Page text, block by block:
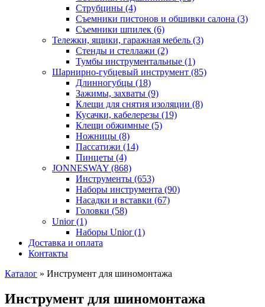
Струбцины (4)
Съемники пистонов и обшивки салона (3)
Съемники шпилек (6)
Тележки, ящики, гаражная мебель (3)
Cтенды и стеллажи (2)
Тумбы инструментальные (1)
Шарнирно-губцевый инструмент (85)
Длинногубцы (18)
Зажимы, захваты (9)
Клещи для снятия изоляции (8)
Кусачки, кабелерезы (19)
Клещи обжимные (5)
Ножницы (8)
Пассатижи (14)
Пинцеты (4)
JONNESWAY (868)
Инструменты (653)
Наборы инструмента (90)
Насадки и вставки (67)
Головки (58)
Unior (1)
Наборы Unior (1)
Доставка и оплата
Контакты
Каталог » Инструмент для шиномонтажа
Инструмент для шиномонтажа